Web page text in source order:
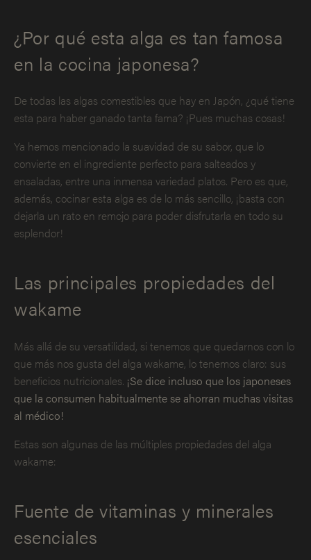
¿Por qué esta alga es tan famosa
en la cocina japonesa?
De todas las algas comestibles que hay en Japón, ¿qué tiene
esta para haber ganado tanta fama? ¡Pues muchas cosas!
Ya hemos mencionado la suavidad de su sabor, que lo
convierte en el ingrediente perfecto para salteados y
ensaladas, entre una inmensa variedad platos. Pero es que,
además, cocinar esta alga es de lo más sencillo, ¡basta con
dejarla un rato en remojo para poder disfrutarla en todo su
esplendor!
Las principales propiedades del
wakame
Más allá de su versatilidad, si tenemos que quedarnos con lo
que más nos gusta del alga wakame, lo tenemos claro: sus
beneficios nutricionales. ¡Se dice incluso que los japoneses
que la consumen habitualmente se ahorran muchas visitas
al médico!
Estas son algunas de las múltiples propiedades del alga
wakame:
Fuente de vitaminas y minerales
esenciales